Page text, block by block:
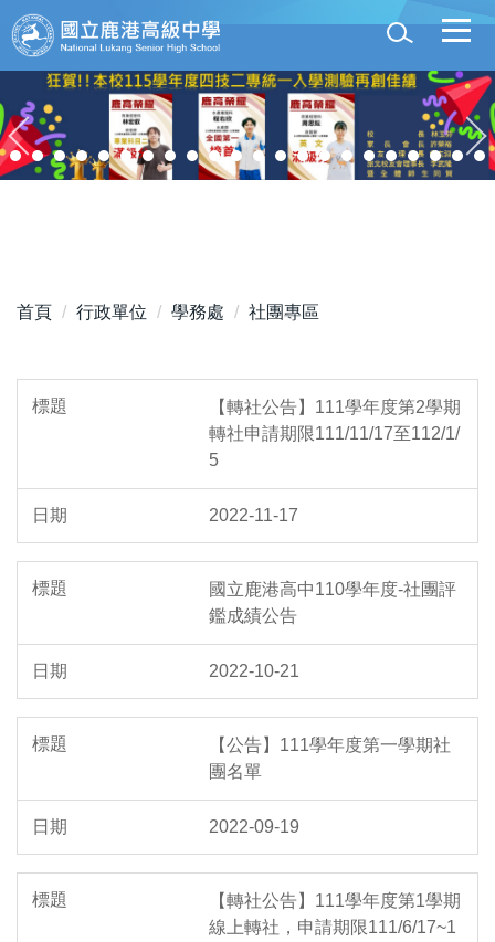
跳
到
主
內
容
區
首頁 行政單位 學務處 社團專區
【轉社公告】111學年度第2學期
轉社申請期限111/11/17至112/1/
5
2022-11-17
國立鹿港高中110學年度-社團評
鑑成績公告
2022-10-21
【公告】111學年度第一學期社
團名單
2022-09-19
【轉社公告】111學年度第1學期
線上轉社，申請期限111/6/17~1